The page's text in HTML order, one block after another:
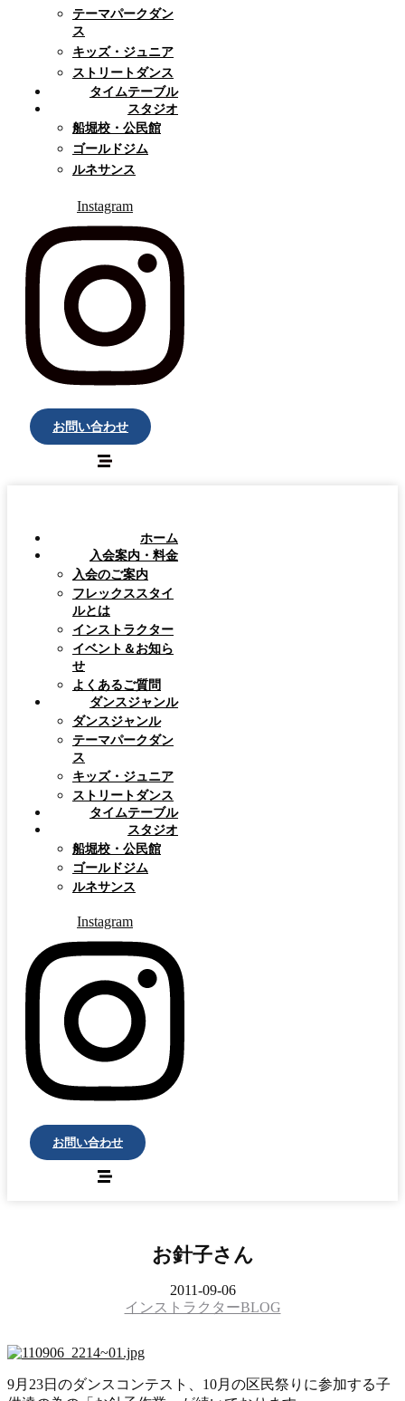
テーマパークダン
ス
キッズ・ジュニア
ストリートダンス
タイムテーブル
スタジオ
船堀校・公民館
ゴールドジム
ルネサンス
Instagram
お問い合わせ
ホーム
入会案内・料金
入会のご案内
フレックススタイ
ルとは
インストラクター
イベント＆お知ら
せ
よくあるご質問
ダンスジャンル
ダンスジャンル
テーマパークダン
ス
キッズ・ジュニア
ストリートダンス
タイムテーブル
スタジオ
船堀校・公民館
ゴールドジム
ルネサンス
Instagram
お問い合わせ
お針子さん
2011-09-06
インストラクターBLOG
9月23日のダンスコンテスト、10月の区民祭りに参加する子